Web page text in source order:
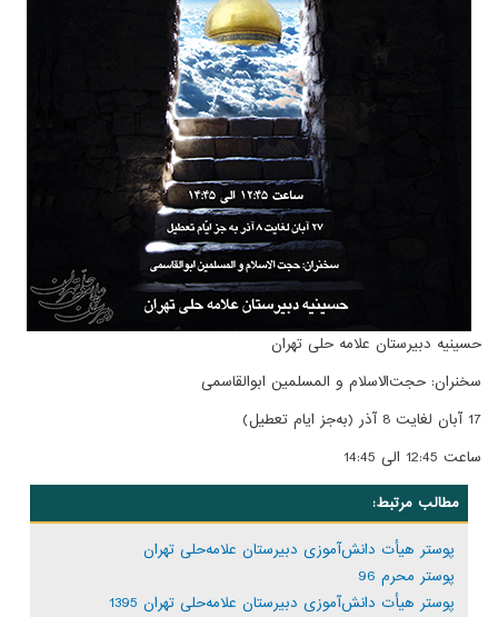
حسینیه دبیرستان علامه حلی تهران
سخنران: حجت‌الاسلام و المسلمین ابوالقاسمی
17 آبان لغایت 8 آذر (به‌جز ایام تعطیل)
ساعت 12:45 الی 14:45
مطالب مرتبط:
پوستر هیأت دانش‌آموزی دبیرستان علامه‌حلی تهران
پوستر محرم 96
پوستر هیأت دانش‌آموزی دبیرستان علامه‌حلی تهران 1395